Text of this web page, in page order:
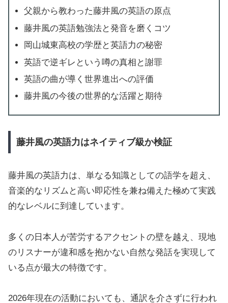
父親から教わった藤井風の英語の原点
藤井風の英語勉強法と発音を磨くコツ
岡山城東高校の学歴と英語力の秘密
英語で逆ギレという噂の真相と謝罪
英語の曲が導く世界進出への評価
藤井風の今後の世界的な活躍と期待
藤井風の英語力はネイティブ級か検証
藤井風の英語力は、単なる知識としての語学を超え、
音楽的なリズムと高い即応性を兼ね備えた極めて実践
的なレベルに到達しています。
多くの日本人が苦労するアクセントの壁を越え、現地
のリスナーが違和感を抱かない自然な発話を実現して
いる点が最大の特徴です。
2026年現在の活動においても、通訳を介さずに行われ